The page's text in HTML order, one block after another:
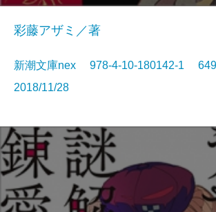
彩藤アザミ／著
新潮文庫nex 978-4-10-180142-1
2018/11/28